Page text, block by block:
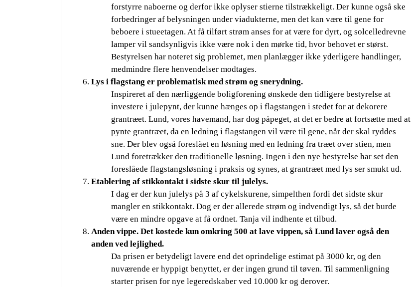
forstyrre naboerne og derfor ikke oplyser stierne tilstrækkeligt. Der kunne også ske
forbedringer af belysningen under viadukterne, men det kan være til gene for
beboere i stueetagen. At få tilført strøm anses for at være for dyrt, og solcelledrevne
lamper vil sandsynligvis ikke være nok i den mørke tid, hvor behovet er størst.
Bestyrelsen har noteret sig problemet, men planlægger ikke yderligere handlinger,
medmindre flere henvendelser modtages.
Lys i flagstang er problematisk med strøm og snerydning.
Inspireret af den nærliggende boligforening ønskede den tidligere bestyrelse at
investere i julepynt, der kunne hænges op i flagstangen i stedet for at dekorere
grantræet. Lund, vores havemand, har dog påpeget, at det er bedre at fortsætte med at
pynte grantræet, da en ledning i flagstangen vil være til gene, når der skal ryddes
sne. Der blev også foreslået en løsning med en ledning fra træet over stien, men
Lund foretrækker den traditionelle løsning. Ingen i den nye bestyrelse har set den
foreslåede flagstangsløsning i praksis og synes, at grantræet med lys ser smukt ud.
Etablering af stikkontakt i sidste skur til julelys.
I dag er der kun julelys på 3 af cykelskurene, simpelthen fordi det sidste skur
mangler en stikkontakt. Dog er der allerede strøm og indvendigt lys, så det burde
være en mindre opgave at få ordnet. Tanja vil indhente et tilbud.
Anden vippe. Det kostede kun omkring 500 at lave vippen, så Lund laver også den
anden ved lejlighed.
Da prisen er betydeligt lavere end det oprindelige estimat på 3000 kr, og den
nuværende er hyppigt benyttet, er der ingen grund til tøven. Til sammenligning
starter prisen for nye legeredskaber ved 10.000 kr og derover.